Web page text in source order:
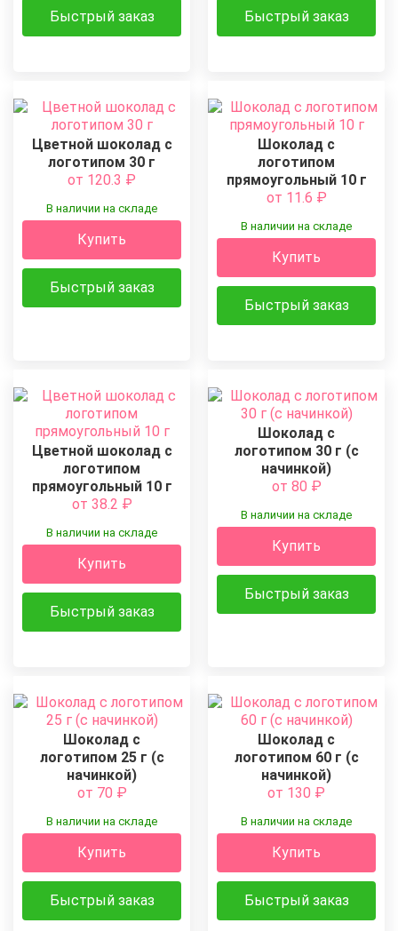
Быстрый заказ Быстрый заказ
Цветной шоколад с
логотипом 30 г
от 120.3 ₽
В наличии на складе
Купить
Быстрый заказ
Шоколад с
логотипом
прямоугольный 10 г
от 11.6 ₽
В наличии на складе
Купить
Быстрый заказ
Цветной шоколад с
логотипом
прямоугольный 10 г
от 38.2 ₽
В наличии на складе
Купить
Быстрый заказ
Шоколад с
логотипом 30 г (с
начинкой)
от 80 ₽
В наличии на складе
Купить
Быстрый заказ
Шоколад с
логотипом 25 г (с
начинкой)
от 70 ₽
В наличии на складе
Купить
Быстрый заказ
Шоколад с
логотипом 60 г (с
начинкой)
от 130 ₽
В наличии на складе
Купить
Быстрый заказ